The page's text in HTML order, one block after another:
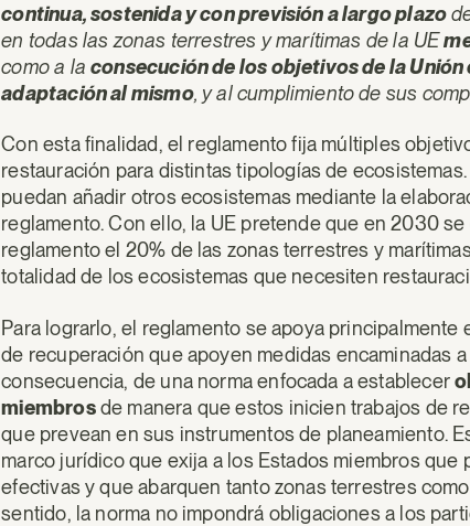
continua, sostenida y con previsión a largo plazo
en todas las zonas terrestres y marítimas de la UE
como a laconsecución de los objetivos de la
adaptación al mismo, y al cumplimiento de sus
Con esta finalidad, el reglamento fija múltiples
restauración para distintas tipologías de
puedan añadir otros ecosistemas mediante la
reglamento. Con ello, la UE pretende que en 2030
reglamento el 20% de las zonas terrestres y
totalidad de los ecosistemas que necesiten
Para lograrlo, el reglamento se apoya
de recuperación que apoyen medidas encaminadas
consecuencia, de una norma enfocada a establecer
miembrosde manera que estos inicien trabajos de
que prevean en sus instrumentos de planeamiento.
marco jurídico que exija a los Estados miembros
efectivas y que abarquen tanto zonas terrestres
sentido, la norma no impondrá obligaciones a los